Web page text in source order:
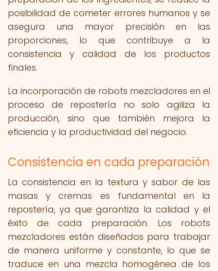
posibilidad de cometer errores humanos y se
asegura una mayor precisión en las
proporciones, lo que contribuye a la
consistencia y calidad de los productos
finales.
La incorporación de robots mezcladores en el
proceso de repostería no solo agiliza la
producción, sino que también mejora la
eficiencia y la productividad del negocio.
Consistencia en cada preparación
La consistencia en la textura y sabor de las
masas y cremas es fundamental en la
repostería, ya que garantiza la calidad y el
éxito de cada preparación. Los robots
mezcladores están diseñados para trabajar
de manera uniforme y constante, lo que se
traduce en una mezcla homogénea de los